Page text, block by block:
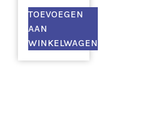
TOEVOEGEN
AAN
WINKELWAGEN